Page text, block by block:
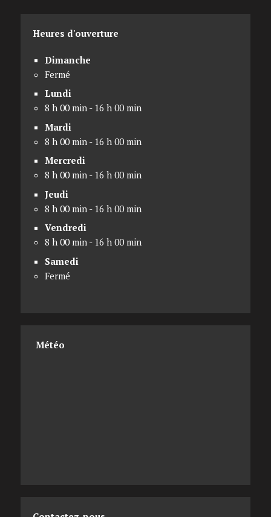
Heures d'ouverture
Dimanche
Fermé
Lundi
8 h 00 min - 16 h 00 min
Mardi
8 h 00 min - 16 h 00 min
Mercredi
8 h 00 min - 16 h 00 min
Jeudi
8 h 00 min - 16 h 00 min
Vendredi
8 h 00 min - 16 h 00 min
Samedi
Fermé
Météo